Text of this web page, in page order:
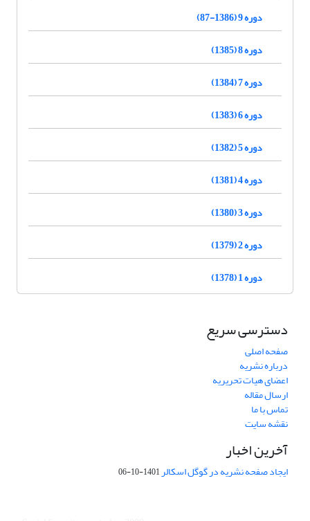
دوره 9 (1386-87)
دوره 8 (1385)
دوره 7 (1384)
دوره 6 (1383)
دوره 5 (1382)
دوره 4 (1381)
دوره 3 (1380)
دوره 2 (1379)
دوره 1 (1378)
دسترسی سریع
صفحه اصلی
درباره نشریه
اعضای هیات تحریریه
ارسال مقاله
تماس با ما
نقشه سایت
آخرین اخبار
ایجاد صفحه نشریه در گوگل اسکالر1401-10-06